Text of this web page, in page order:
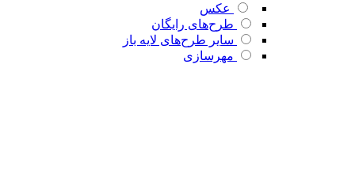
عکس
طرح‌های رایگان
سایر طرح‌های لایه باز
مهرسازی